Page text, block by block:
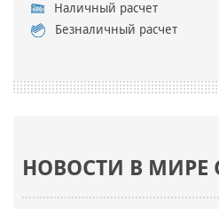
Наличный расчет
Безналичный расчет
НОВОСТИ В МИРЕ